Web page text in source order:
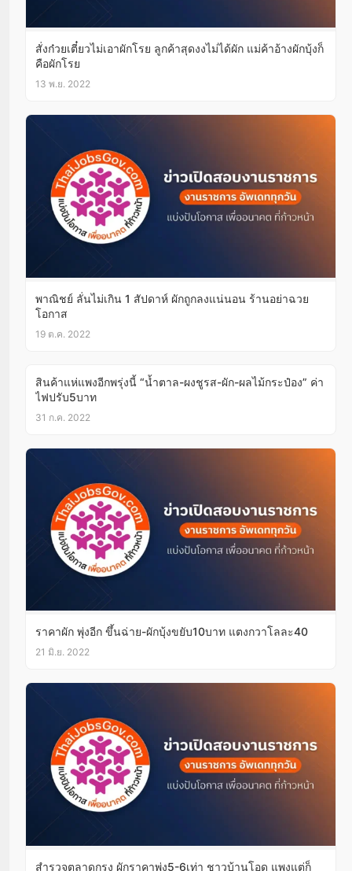
สั่งก๋วยเตี๋ยวไม่เอาผักโรย ลูกค้าสุดงงไม่ได้ผัก แม่ค้าอ้างผักบุ้งก็
คือผักโรย
13 พ.ย. 2022
พาณิชย์ ลั่นไม่เกิน 1 สัปดาห์ ผักถูกลงแน่นอน ร้านอย่าฉวย
โอกาส
19 ต.ค. 2022
สินค้าแห่แพงอีกพรุ่งนี้ “น้ำตาล-ผงชูรส-ผัก-ผลไม้กระป๋อง” ค่า
ไฟปรับ5บาท
31 ก.ค. 2022
ราคาผัก พุ่งอีก ขึ้นฉ่าย-ผักบุ้งขยับ10บาท แตงกวาโลละ40
21 มิ.ย. 2022
สำรวจตลาดกรุง ผักราคาพุ่ง5-6เท่า ชาวบ้านโอด แพงแต่ก็